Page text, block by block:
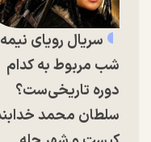
سریال رویای نیمه
شب مربوط به کدام
دوره تاریخی‌ست؟
سلطان محمد